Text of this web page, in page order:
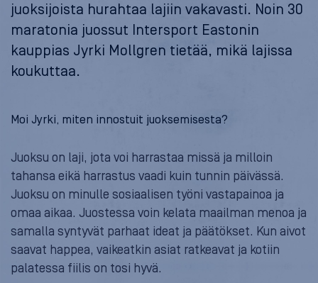
juoksijoista hurahtaa lajiin vakavasti. Noin 30
maratonia juossut Intersport Eastonin
kauppias Jyrki Mollgren tietää, mikä lajissa
koukuttaa.
Moi Jyrki, miten innostuit juoksemisesta?
Juoksu on laji, jota voi harrastaa missä ja milloin
tahansa eikä harrastus vaadi kuin tunnin päivässä.
Juoksu on minulle sosiaalisen työni vastapainoa ja
omaa aikaa. Juostessa voin kelata maailman menoa ja
samalla syntyvät parhaat ideat ja päätökset. Kun aivot
saavat happea, vaikeatkin asiat ratkeavat ja kotiin
palatessa fiilis on tosi hyvä.